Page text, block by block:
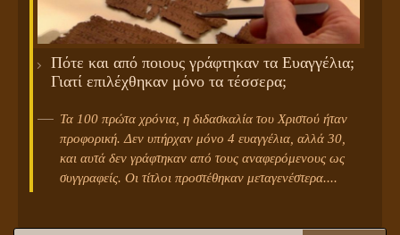
Πότε και από ποιους γράφτηκαν τα Ευαγγέλια;
Γιατί επιλέχθηκαν μόνο τα τέσσερα;
Τα 100 πρώτα χρόνια, η διδασκαλία του Χριστού ήταν
προφορική. Δεν υπήρχαν μόνο 4 ευαγγέλια, αλλά 30,
και αυτά δεν γράφτηκαν από τους αναφερόμενους ως
συγγραφείς. Οι τίτλοι προστέθηκαν μεταγενέστερα....